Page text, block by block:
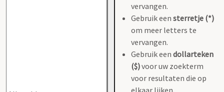
vervangen.
Gebruik een sterretje (*)
om meer letters te
vervangen.
Gebruik een dollarteken
($)voor uw zoekterm
voor resultaten die op
elkaar lijken.